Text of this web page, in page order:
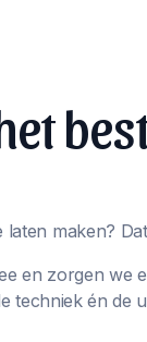
maken?
en zorgen
techniek én